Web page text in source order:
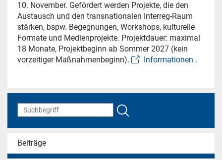
10. November. Gefördert werden Projekte, die den
Austausch und den transnationalen Interreg-Raum
stärken, bspw. Begegnungen, Workshops, kulturelle
Formate und Medienprojekte. Projektdauer: maximal
18 Monate, Projektbeginn ab Sommer 2027 (kein
vorzeitiger Maßnahmenbeginn).
Informationen .
Beiträge